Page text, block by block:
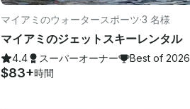
マイアミのウォータースポーツ·3 名様
マイアミのジェットスキーレンタル
4.4 スーパーオーナー Best of 2026
$83+時間